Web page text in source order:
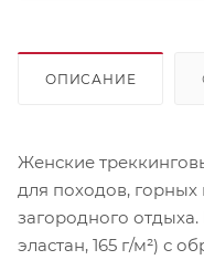
ОПИСАНИЕ
Женские
для походов,
загородного
эластан, 165 г/м²) с